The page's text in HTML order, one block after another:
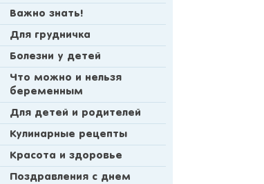
Важно знать!
Для грудничка
Болезни у детей
Что можно и нельзя
беременным
Для детей и родителей
Кулинарные рецепты
Красота и здоровье
Поздравления с днем